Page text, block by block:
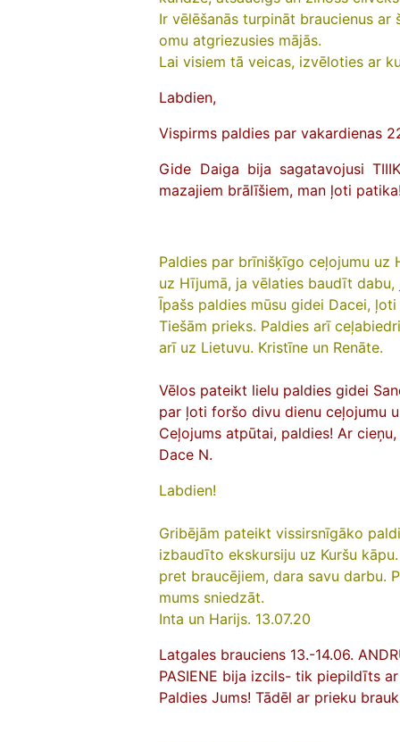
Ir vēlēšanās turpināt braucienus
omu atgriezusies mājās.
Lai visiem tā veicas, izvēloties ar
Labdien,
Vispirms paldies par vakardienas
Gide Daiga bija sagatavojusi
mazajiem brālīšiem, man ļoti
Paldies par brīnišķīgo ceļojumu uz
uz Hījumā, ja vēlaties baudīt
Īpašs paldies mūsu gidei Dacei,
Tiešām prieks. Paldies arī
arī uz Lietuvu. Kristīne un Renāte.
Vēlos pateikt lielu paldies gidei
par ļoti foršo divu dienu ceļojumu
Ceļojums atpūtai, paldies! Ar cieņu,
Dace N.
Labdien!
Gribējām pateikt vissirsnīgāko
izbaudīto ekskursiju uz Kuršu
pret braucējiem, dara savu darbu.
mums sniedzāt.
Inta un Harijs. 13.07.20
Latgales brauciens 13.-14.06.
PASIENE bija izcils- tik piepildīts
Paldies Jums! Tādēl ar prieku